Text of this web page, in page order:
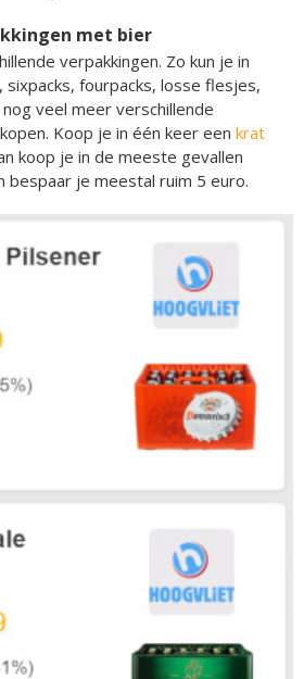
met bier
verpakkingen. Zo kun je in
fourpacks, losse flesjes,
veel meer verschillende
Koop je in één keer een krat
koop je in de meeste gevallen
je meestal ruim 5 euro.